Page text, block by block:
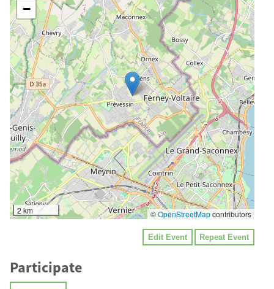
−
2 km ©OpenStreetMapcontributors
Edit Event Repeat Event
Participate